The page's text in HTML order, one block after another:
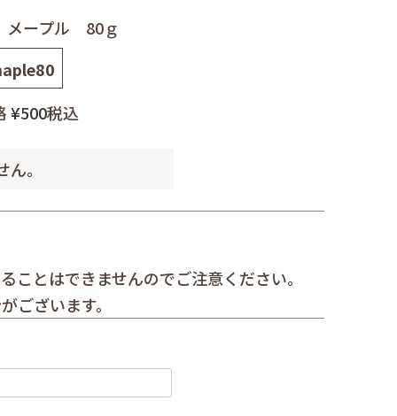
ープル 80ｇ
¥500税込
。
とはできませんのでご注意ください。
ございます。